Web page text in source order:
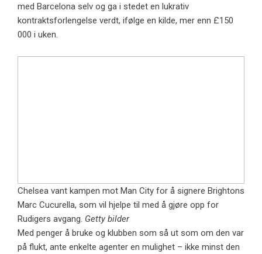
med Barcelona selv og ga i stedet en lukrativ
kontraktsforlengelse verdt, ifølge en kilde, mer enn £150
000 i uken.
Chelsea vant kampen mot Man City for å signere Brightons
Marc Cucurella, som vil hjelpe til med å gjøre opp for
Rudigers avgang. Getty bilder
Med penger å bruke og klubben som så ut som om den var
på flukt, ante enkelte agenter en mulighet – ikke minst den